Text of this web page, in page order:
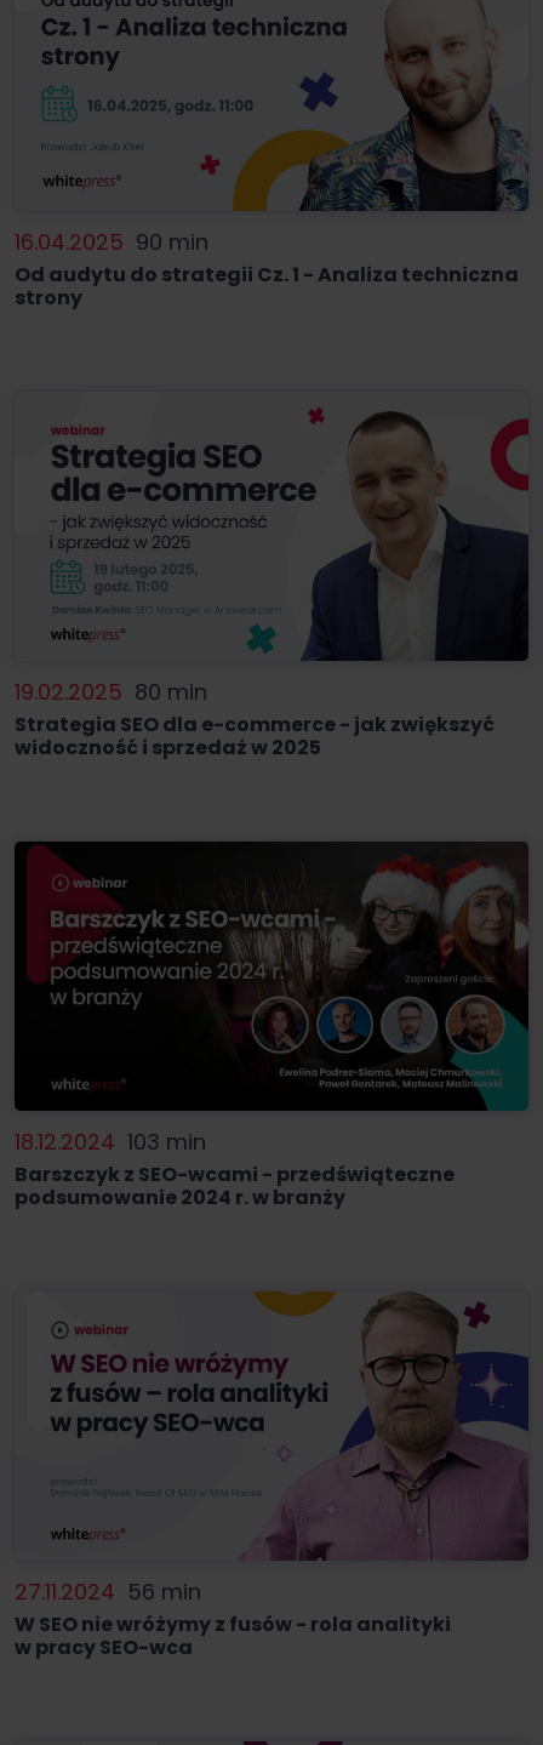
16.04.2025 90 min
Od audytu do strategii Cz. 1 - Analiza techniczna
strony
19.02.2025 80 min
Strategia SEO dla e-commerce - jak zwiększyć
widoczność i sprzedaż w 2025
18.12.2024 103 min
Barszczyk z SEO-wcami - przedświąteczne
podsumowanie 2024 r. w branży
27.11.2024 56 min
W SEO nie wróżymy z fusów - rola analityki
w pracy SEO-wca